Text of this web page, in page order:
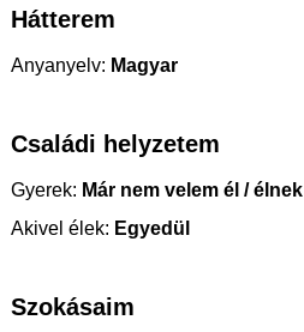
Hátterem
Anyanyelv: Magyar
Családi helyzetem
Gyerek: Már nem velem él / élnek
Akivel élek: Egyedül
Szokásaim